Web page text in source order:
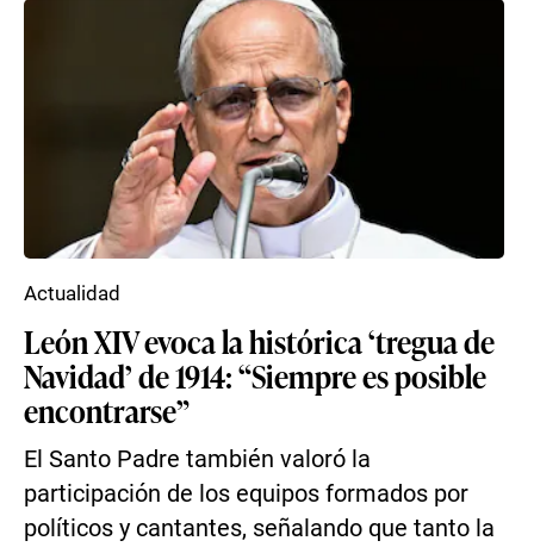
León XIV evoca la histórica ‘tregua de
Navidad’ de 1914: “Siempre es posible
encontrarse”
El Santo Padre también valoró la
participación de los equipos formados por
políticos y cantantes, señalando que tanto la
Actualidad